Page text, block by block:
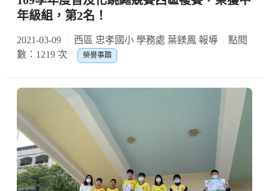
年級組，第2名！
2021-03-09 西區 忠孝國小 學務處 葉鎂鳳 報導
點閱
數：1219 次
榮譽事蹟